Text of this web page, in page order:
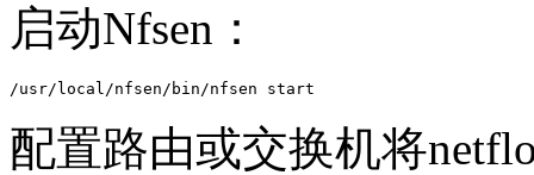
启动Nfsen：
/usr/local/nfsen/bin/nfsen start
配置路由或交换机将